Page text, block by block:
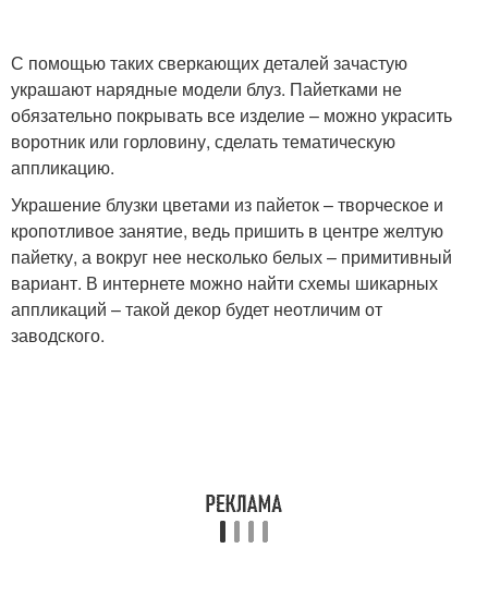
С помощью таких сверкающих деталей зачастую
украшают нарядные модели блуз. Пайетками не
обязательно покрывать все изделие – можно украсить
воротник или горловину, сделать тематическую
аппликацию.
Украшение блузки цветами из пайеток – творческое и
кропотливое занятие, ведь пришить в центре желтую
пайетку, а вокруг нее несколько белых – примитивный
вариант. В интернете можно найти схемы шикарных
аппликаций – такой декор будет неотличим от
заводского.